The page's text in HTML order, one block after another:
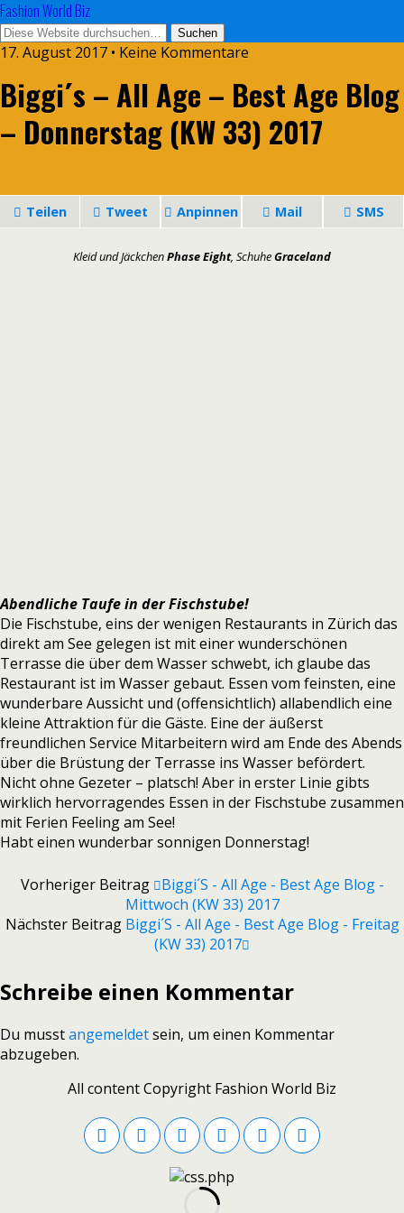
Fashion World Biz
17. August 2017 • Keine Kommentare
Biggi´s – All Age – Best Age Blog
– Donnerstag (KW 33) 2017
Teilen Tweet Anpinnen Mail SMS
Kleid und JäckchenPhase Eight, SchuheGraceland
Abendliche Taufe in der Fischstube!
Die Fischstube, eins der wenigen Restaurants in Zürich das
direkt am See gelegen ist mit einer wunderschönen
Terrasse die über dem Wasser schwebt, ich glaube das
Restaurant ist im Wasser gebaut. Essen vom feinsten, eine
wunderbare Aussicht und (offensichtlich) allabendlich eine
kleine Attraktion für die Gäste. Eine der äußerst
freundlichen Service Mitarbeitern wird am Ende des Abends
über die Brüstung der Terrasse ins Wasser befördert.
Nicht ohne Gezeter – platsch! Aber in erster Linie gibts
wirklich hervorragendes Essen in der Fischstube zusammen
mit Ferien Feeling am See!
Habt einen wunderbar sonnigen Donnerstag!
Vorheriger Beitrag
Biggi´s - All Age - Best Age Blog -
Mittwoch (KW 33) 2017
Nächster Beitrag Biggi´s - All Age - Best Age Blog - Freitag
(KW 33) 2017
Schreibe einen Kommentar
Du musstangemeldetsein, um einen Kommentar
abzugeben.
All content Copyright Fashion World Biz